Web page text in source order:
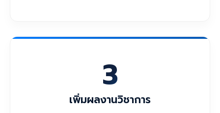
3
เพิ่มผลงานวิชาการ